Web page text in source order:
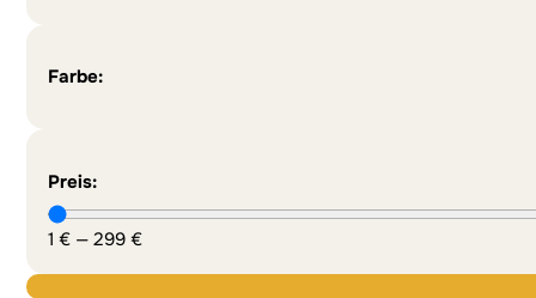
Farbe:
Preis:
1 €— 299 €